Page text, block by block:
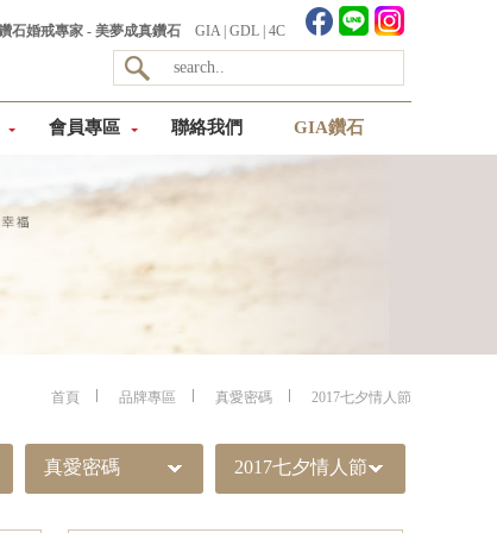
石婚戒專家 - 美夢成真鑽石 GIA| GDL| 4C
會員專區 聯絡我們 GIA鑽石
首頁 品牌專區 真愛密碼 2017七夕情人節
真愛密碼 2017七夕情人節